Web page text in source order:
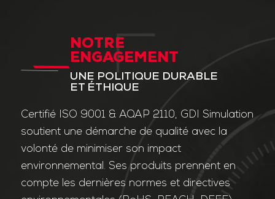
NOTRE
ENGAGEMENT
UNE POLITIQUE DURABLE
ET ÉTHIQUE
Certifié ISO 9001 & AQAP 2110, GDI Simulation
soutient une démarche de qualité avec la
volonté de minimiser son impact
environnemental. Ses produits prennent en
compte les dernières normes et directives